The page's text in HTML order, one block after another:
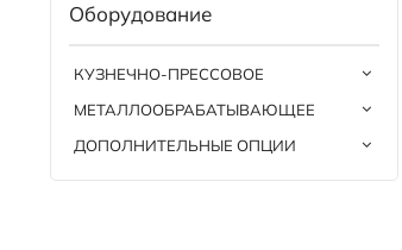
Оборудование
КУЗНЕЧНО-ПРЕССОВОЕ
МЕТАЛЛООБРАБАТЫВАЮЩЕЕ
ДОПОЛНИТЕЛЬНЫЕ ОПЦИИ